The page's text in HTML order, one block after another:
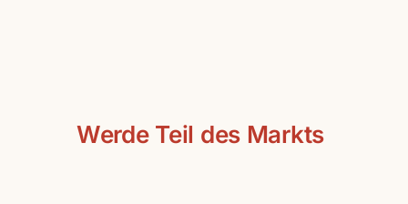
Werde Teil des Markts